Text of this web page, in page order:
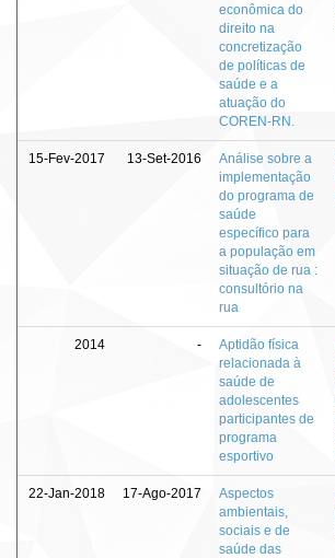
econômica do
direito na
concretização
de políticas de
saúde e a
atuação do
COREN-RN.
15-Fev-2017 13-Set-2016
Análise sobre a
implementação
do programa de
saúde
específico para
a população em
situação de rua :
consultório na
rua
2014 -
Aptidão física
relacionada à
saúde de
adolescentes
participantes de
programa
esportivo
22-Jan-2018 17-Ago-2017
Aspectos
ambientais,
sociais e de
saúde das